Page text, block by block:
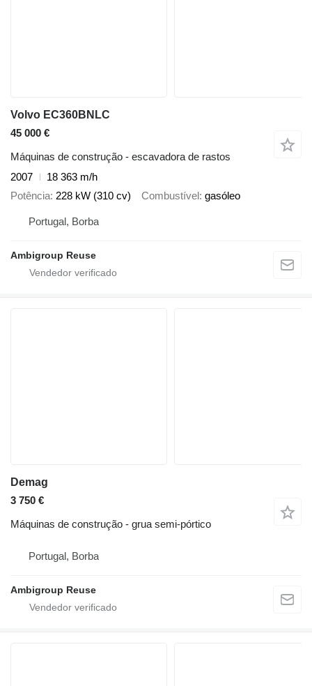
Volvo EC360BNLC
45 000 €
Máquinas de construção - escavadora de rastos
2007
18 363 m/h
Potência 228 kW (310 cv) Combustível gasóleo
Portugal, Borba
Ambigroup Reuse
Demag
3 750 €
Máquinas de construção - grua semi-pórtico
Portugal, Borba
Ambigroup Reuse